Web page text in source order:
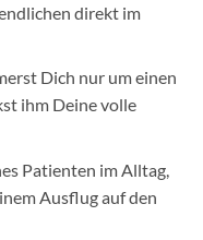
direkt im
Dich nur um einen
ihm Deine volle
Patienten im Alltag,
Ausflug auf den